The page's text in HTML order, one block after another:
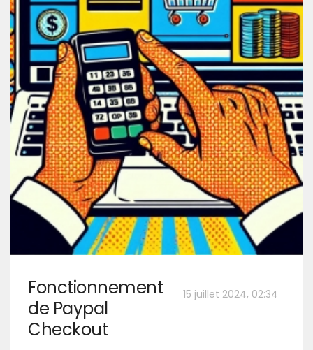
15 juillet 2024, 02:34
Fonctionnement
de Paypal
Checkout